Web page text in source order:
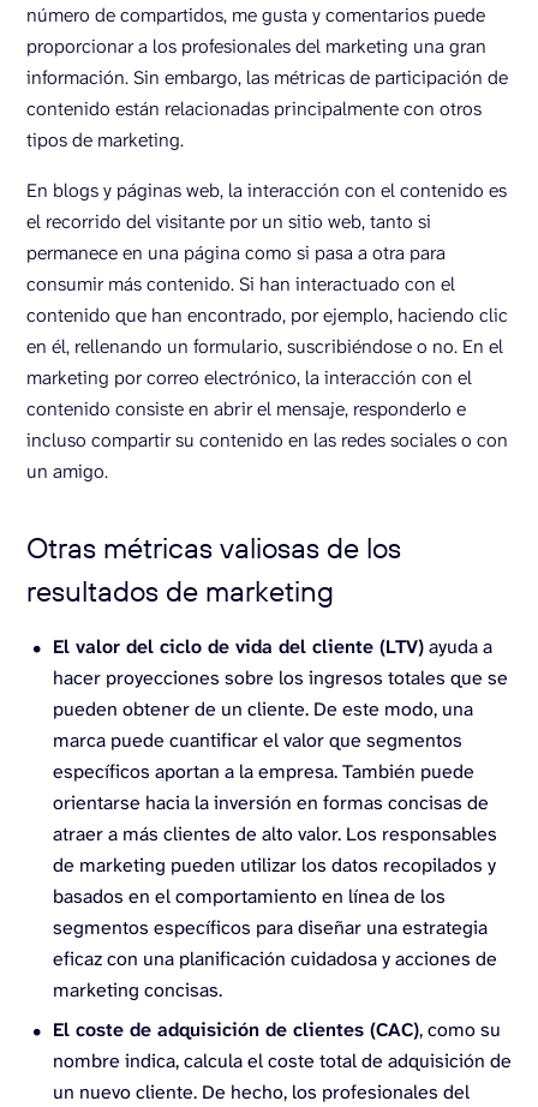
número de compartidos, me gusta y comentarios puede
proporcionar a los profesionales del marketing una gran
información. Sin embargo, las métricas de participación de
contenido están relacionadas principalmente con otros
tipos de marketing.
En blogs y páginas web, la interacción con el contenido es
el recorrido del visitante por un sitio web, tanto si
permanece en una página como si pasa a otra para
consumir más contenido. Si han interactuado con el
contenido que han encontrado, por ejemplo, haciendo clic
en él, rellenando un formulario, suscribiéndose o no. En el
marketing por correo electrónico, la interacción con el
contenido consiste en abrir el mensaje, responderlo e
incluso compartir su contenido en las redes sociales o con
un amigo.
Otras métricas valiosas de los
resultados de marketing
El valor del ciclo de vida del cliente (LTV)ayuda a
hacer proyecciones sobre los ingresos totales que se
pueden obtener de un cliente. De este modo, una
marca puede cuantificar el valor que segmentos
específicos aportan a la empresa. También puede
orientarse hacia la inversión en formas concisas de
atraer a más clientes de alto valor. Los responsables
de marketing pueden utilizar los datos recopilados y
basados en el comportamiento en línea de los
segmentos específicos para diseñar una estrategia
eficaz con una planificación cuidadosa y acciones de
marketing concisas.
El coste de adquisición de clientes (CAC), como su
nombre indica, calcula el coste total de adquisición de
un nuevo cliente. De hecho, los profesionales del